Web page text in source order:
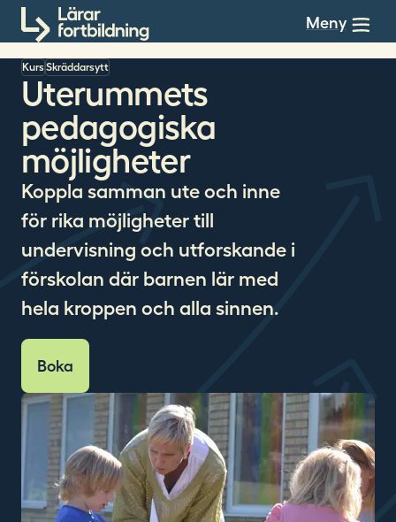
Till innehållet Meny
KursSkräddarsytt
Uterummets
pedagogiska
möjligheter
Koppla samman ute och inne
för rika möjligheter till
undervisning och utforskande i
förskolan där barnen lär med
hela kroppen och alla sinnen.
Boka